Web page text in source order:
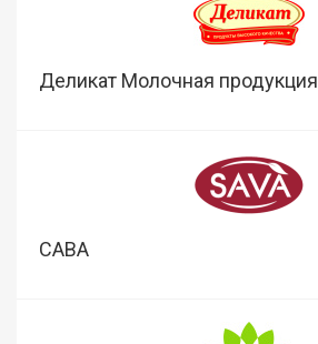
Деликат Молочная продукция
САВА